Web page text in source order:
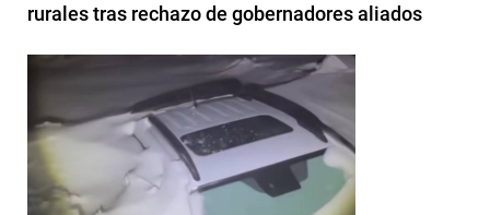
rurales tras rechazo de gobernadores aliados